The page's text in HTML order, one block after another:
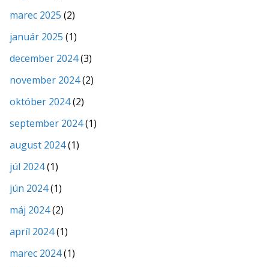
marec 2025 (2)
január 2025 (1)
december 2024(3)
november 2024(2)
október 2024(2)
september 2024(1)
august 2024(1)
júl 2024(1)
jún 2024(1)
máj 2024(2)
apríl 2024(1)
marec 2024(1)